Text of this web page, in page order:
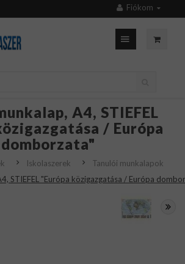
Fiókom
A4, STIEFEL
/ Európa
domborzata"
Iskolaszerek
Tanulói munkalapok
STIEFEL "Európa közigazgatása / Európa